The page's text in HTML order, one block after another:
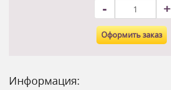
- +
Оформить заказ
Информация: